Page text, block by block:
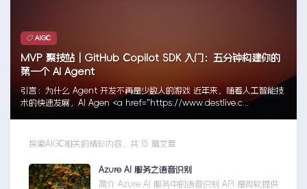
AIGC
MVP 聚技站｜GitHub Copilot SDK 入门：五分钟构建你的
第一个 AI Agent
引言：为什么 Agent 开发不再是少数人的游戏 近年来，随着人工智能技
术的快速发展，AI Agen <a href="https://www.destlive.c...
探索AIGC相关的精彩内容，共 15 篇文章
Azure AI 服务之语音识别
简介 Azure AI 服务中的语音识别 API 是微软提供的一